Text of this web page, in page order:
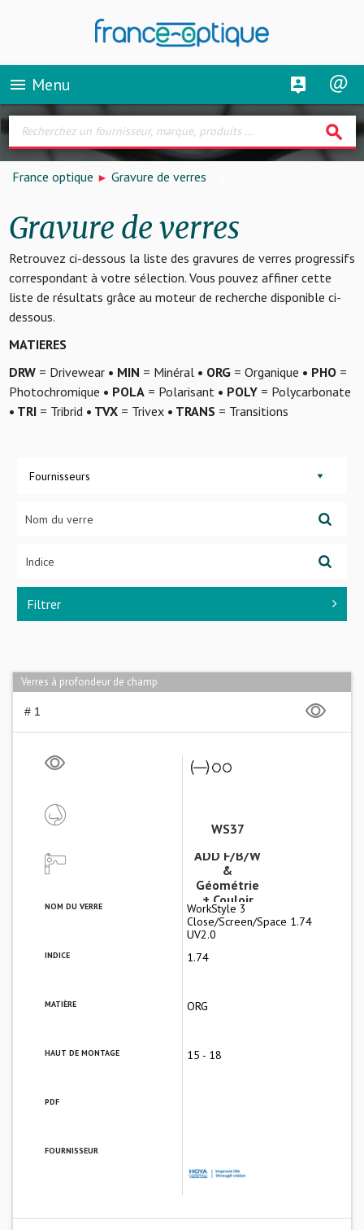
menu Menu
search
France optique Gravure de verres
Gravure de verres
Retrouvez ci-dessous la liste des gravures de verres progressifs
correspondant à votre sélection. Vous pouvez affiner cette
liste de résultats grâce au moteur de recherche disponible ci-
dessous.
MATIERES
DRW= Drivewear • MIN = Minéral • ORG= Organique • PHO=
Photochromique • POLA= Polarisant • POLY= Polycarbonate
• TRI= Tribrid • TVX= Trivex • TRANS= Transitions
Fournisseurs
Filtrer
Verres à profondeur de champ
# 1
WS37
ADD F/B/W
&
Géométrie
+ Couloir
NOM DU VERRE
WorkStyle 3
Close/Screen/Space 1.74
UV2.0
INDICE 1.74
MATIÈRE ORG
HAUT DE MONTAGE 15 - 18
PDF
FOURNISSEUR